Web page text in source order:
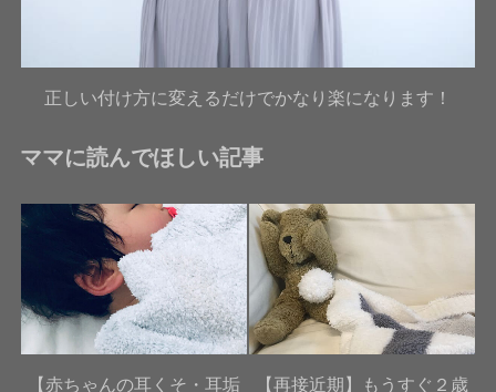
正しい付け方に変えるだけでかなり楽になります！
ママに読んでほしい記事
【赤ちゃんの耳くそ・耳垢
【再接近期】もうすぐ２歳